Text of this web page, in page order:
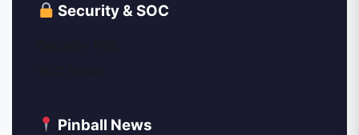
Security & SOC
Pinball News